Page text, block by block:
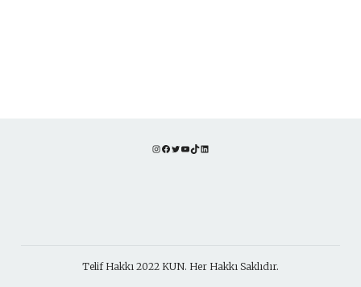
Instagram
Facebook
TwitterYouTube
TikTok
Telif Hakkı 2022 KUN. Her Hakkı Saklıdır.